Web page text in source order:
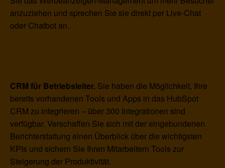
anzuziehen und sprechen Sie sie direkt per Live-Chat
oder Chatbot an.
CRM für Betriebsleiter. Sie haben die Möglichkeit, Ihre
bereits vorhandenen Tools und Apps in das HubSpot
CRM zu integrieren – über 300 Integrationen sind
verfügbar. Verschaffen Sie sich mit der eingebundenen
Berichterstattung einen Überblick über die wichtigsten
KPIs und sichern Sie Ihren Mitarbeitern Tools zur
Steigerung der Produktivität.